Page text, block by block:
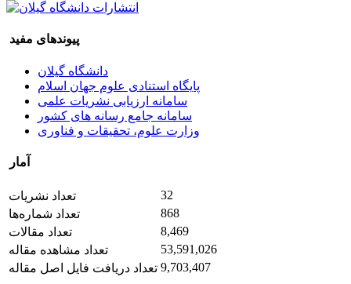
پیوندهای مفید
دانشگاه گیلان
پایگاه استنادی علوم جهان اسلام
سامانه ارزیابی نشریات علمی
سامانه جامع رسانه های کشور
وزارت علوم، تحقیقات و فناوری
آمار
تعداد نشریات
32
تعداد شماره‌ها
868
تعداد مقالات
8,469
تعداد مشاهده مقاله
53,591,026
تعداد دریافت فایل اصل مقاله 9,703,407